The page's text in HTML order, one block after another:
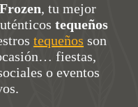
, tu mejor
tequeños
tequeños son
fiestas,
o eventos